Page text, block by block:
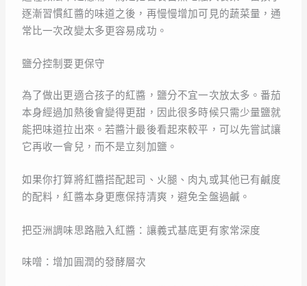
逐漸習慣紅醬的味道之後，再慢慢增加可見的蔬菜量，通
常比一次改變太多更容易成功。
鹽分控制要更保守
為了做出更適合孩子的紅醬，鹽分不宜一次放太多。番茄
本身經過加熱後會變得更甜，因此很多時候只需少量鹽就
能把味道拉出來。若醬汁最後看起來較平，可以先嘗試讓
它再收一會兒，而不是立刻加鹽。
如果你打算將紅醬搭配起司、火腿、肉丸或其他已有鹹度
的配料，紅醬本身更應保持清爽，避免全盤過鹹。
把亞洲調味思路融入紅醬：讓義式基底更有家常深度
味噌：增加圓潤的發酵層次